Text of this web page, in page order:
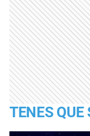
TENES QUE